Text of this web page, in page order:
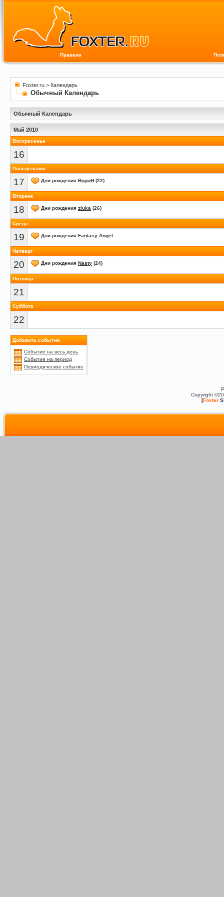
Правила
Foxter.ru > Календарь
Обычный Календарь
Обычный Календарь
Май 2010
Воскресенье
16
Понедельник
17 Дни рождения BopoH (22)
Вторник
18 Дни рождения zluka (26)
Среда
19 Дни рождения Fantasy Angel
Четверг
20 Дни рождения Nasty (24)
Пятница
21
Суббота
22
Добавить событие
Событие на весь день
Событие на период
Периодическое событие
Copyright
[Foxter